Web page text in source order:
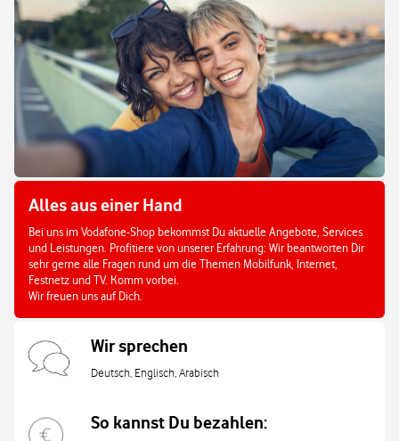
Alles aus einer Hand
Bei uns im Vodafone-Shop bekommst Du aktuelle Angebote, Services
und Leistungen. Profitiere von unserer Erfahrung: Wir beantworten Dir
sehr gerne alle Fragen rund um die Themen Mobilfunk, Internet,
Festnetz und TV. Komm vorbei.
Wir freuen uns auf Dich.
Wir sprechen
Deutsch, Englisch, Arabisch
So kannst Du bezahlen: